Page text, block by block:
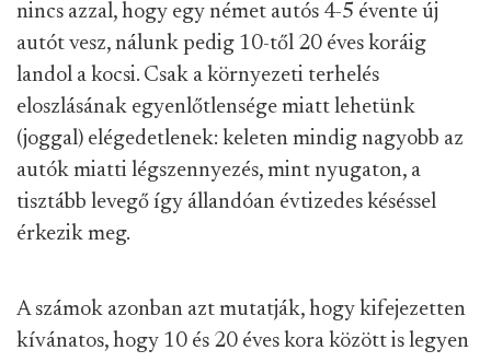
nincs azzal, hogy egy német autós 4-5 évente új
autót vesz, nálunk pedig 10-től 20 éves koráig
landol a kocsi. Csak a környezeti terhelés
eloszlásának egyenlőtlensége miatt lehetünk
(joggal) elégedetlenek: keleten mindig nagyobb az
autók miatti légszennyezés, mint nyugaton, a
tisztább levegő így állandóan évtizedes késéssel
érkezik meg.
A számok azonban azt mutatják, hogy kifejezetten
kívánatos, hogy 10 és 20 éves kora között is legyen